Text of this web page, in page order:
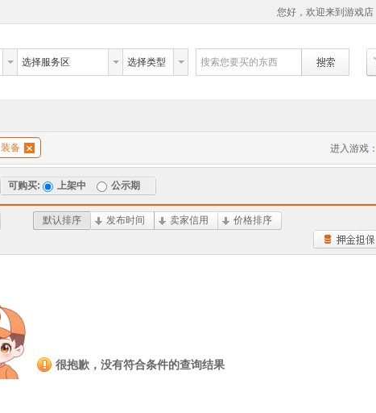
您好，欢迎来到游戏店
选择服务区 选择类型 搜索您要买的东西
装备 进入游戏：
可购买: 上架中 公示期
默认排序 发布时间 卖家信用 价格排序
很抱歉，没有符合条件的查询结果